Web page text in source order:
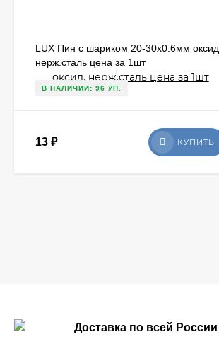
LUX Пин с шариком 20-30х0.6мм оксид.
нерж.сталь цена за 1шт
В НАЛИЧИИ: 96 УП.
13 ₽ КУПИТЬ
Доставка по всей России